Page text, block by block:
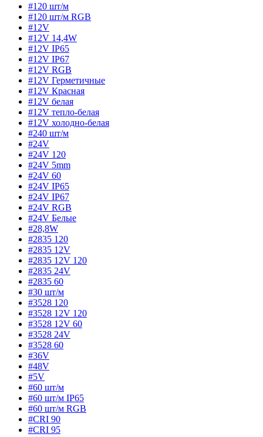
#120 шт/м
#120 шт/м RGB
#12V
#12V 14,4W
#12V IP65
#12V IP67
#12V RGB
#12V Герметичные
#12V Красная
#12V белая
#12V тепло-белая
#12V холодно-белая
#240 шт/м
#24V
#24V 120
#24V 5mm
#24V 60
#24V IP65
#24V IP67
#24V RGB
#24V Белые
#28,8W
#2835 120
#2835 12V
#2835 12V 120
#2835 24V
#2835 60
#30 шт/м
#3528 120
#3528 12V 120
#3528 12V 60
#3528 24V
#3528 60
#36V
#48V
#5V
#60 шт/м
#60 шт/м IP65
#60 шт/м RGB
#CRI 90
#CRI 95